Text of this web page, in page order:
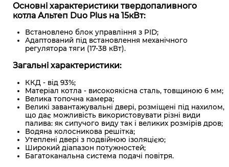
Основні характеристики твердопаливного
котла Альтеп Duo Plus на 15кВт:
Встановлено блок управління з PID;
Адаптований під встановлення механічного
регулятора тяги (17-38 кВт).
Загальні характеристики:
ККД - від 93%;
Матеріал котла - високоякісна сталь, товщиною 6 мм;
Велика топочна камера;
Великі завантажувальні двері, розміщені під нахилом,
що дає можливість використовувати різні види
палива: як сипучого виду так і великих розмірів дров;
Водяна колосникова решітка;
Утеплені двері з подвійною ізоляцією;
Широкий діапазон потужностей;
Багатоканальна система подачі повітря.